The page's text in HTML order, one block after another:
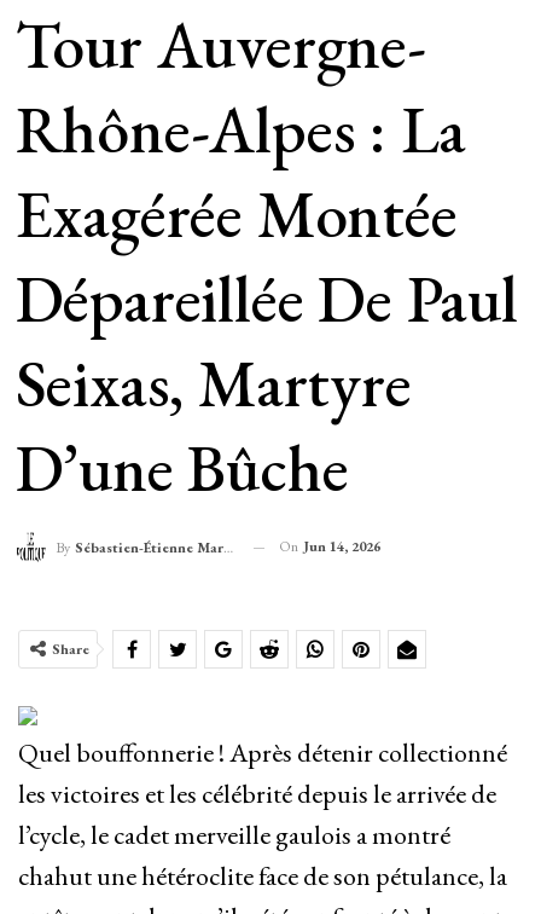
Tour Auvergne-
Rhône-Alpes : La
Exagérée Montée
Dépareillée De Paul
Seixas, Martyre
D’une Bûche
By Sébastien-Étienne Marechal On Jun 14, 2026
Share
Quel bouffonnerie ! Après détenir collectionné
les victoires et les célébrité depuis le arrivée de
l’cycle, le cadet merveille gaulois a montré
chahut une hétéroclite face de son pétulance, la